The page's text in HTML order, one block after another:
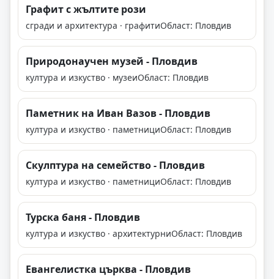
Графит с жълтите рози
сгради и архитектура · графитиОбласт: Пловдив
Природонаучен музей - Пловдив
култура и изкуство · музеиОбласт: Пловдив
Паметник на Иван Вазов - Пловдив
култура и изкуство · паметнициОбласт: Пловдив
Скулптура на семейство - Пловдив
култура и изкуство · паметнициОбласт: Пловдив
Турска баня - Пловдив
култура и изкуство · архитектурниОбласт: Пловдив
Евангелистка църква - Пловдив